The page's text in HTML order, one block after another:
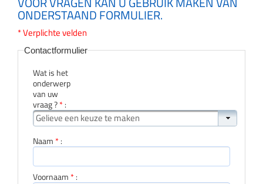
ONDERSTAAND FORMULIER.
* Verplichte velden
Contactformulier
Wat is het
onderwerp
van uw
vraag ?*:
Gelieve een keuze te maken
Naam *:
Voornaam *: